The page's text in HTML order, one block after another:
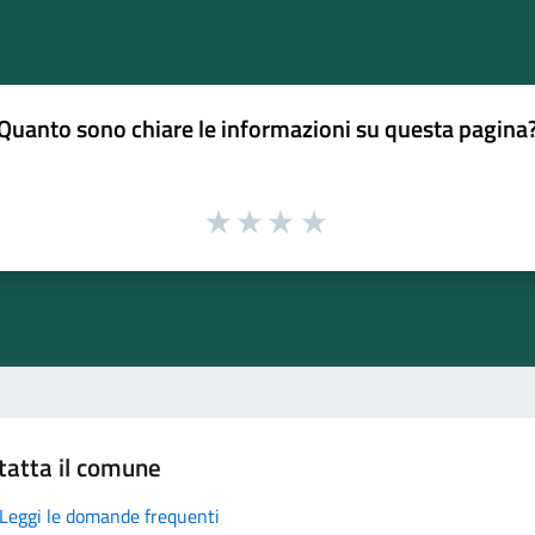
sono chiare le informazioni su questa
il comune
Leggi le domande frequenti